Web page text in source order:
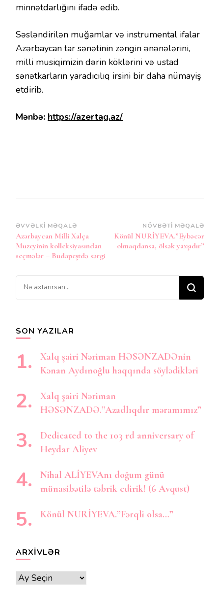
minnətdarlığını ifadə edib.
Səsləndirilən muğamlar və instrumental ifalar
Azərbaycan tar sənətinin zəngin ənənələrini,
milli musiqimizin dərin köklərini və ustad
sənətkarların yaradıcılıq irsini bir daha nümayiş
etdirib.
Mənbə: https://azertag.az/
Post
Naviqasiya
ƏVVƏLKI MƏQALƏ
Azərbaycan Milli Xalça
Muzeyinin kolleksiyasından
seçmələr – Budapeştdə sərgi
NÖVBƏTI MƏQALƏ
Könül NURİYEVA.”Eybəcər
olmaqdansa, ölsək yaxşıdır”
Bir
şey
SON YAZILAR
Xalq şairi Nəriman HƏSƏNZADƏnin
Kənan Aydınoğlu haqqında söylədikləri
Xalq şairi Nəriman
HƏSƏNZADƏ.”Azadlıqdır məramımız”
Dedicated to the 103 rd anniversary of
Heydar Aliyev
Nihal ALİYEVAnı doğum günü
münasibətilə təbrik edirik! (6 Avqust)
Könül NURİYEVA.”Fərqli olsa…”
ARXIVLƏR
Arxivlər